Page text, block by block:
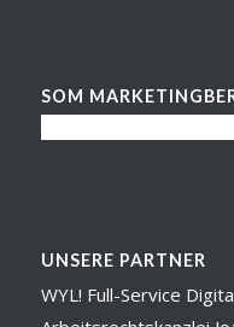
SOM
UNSERE PARTNER
WYL! Full-Service